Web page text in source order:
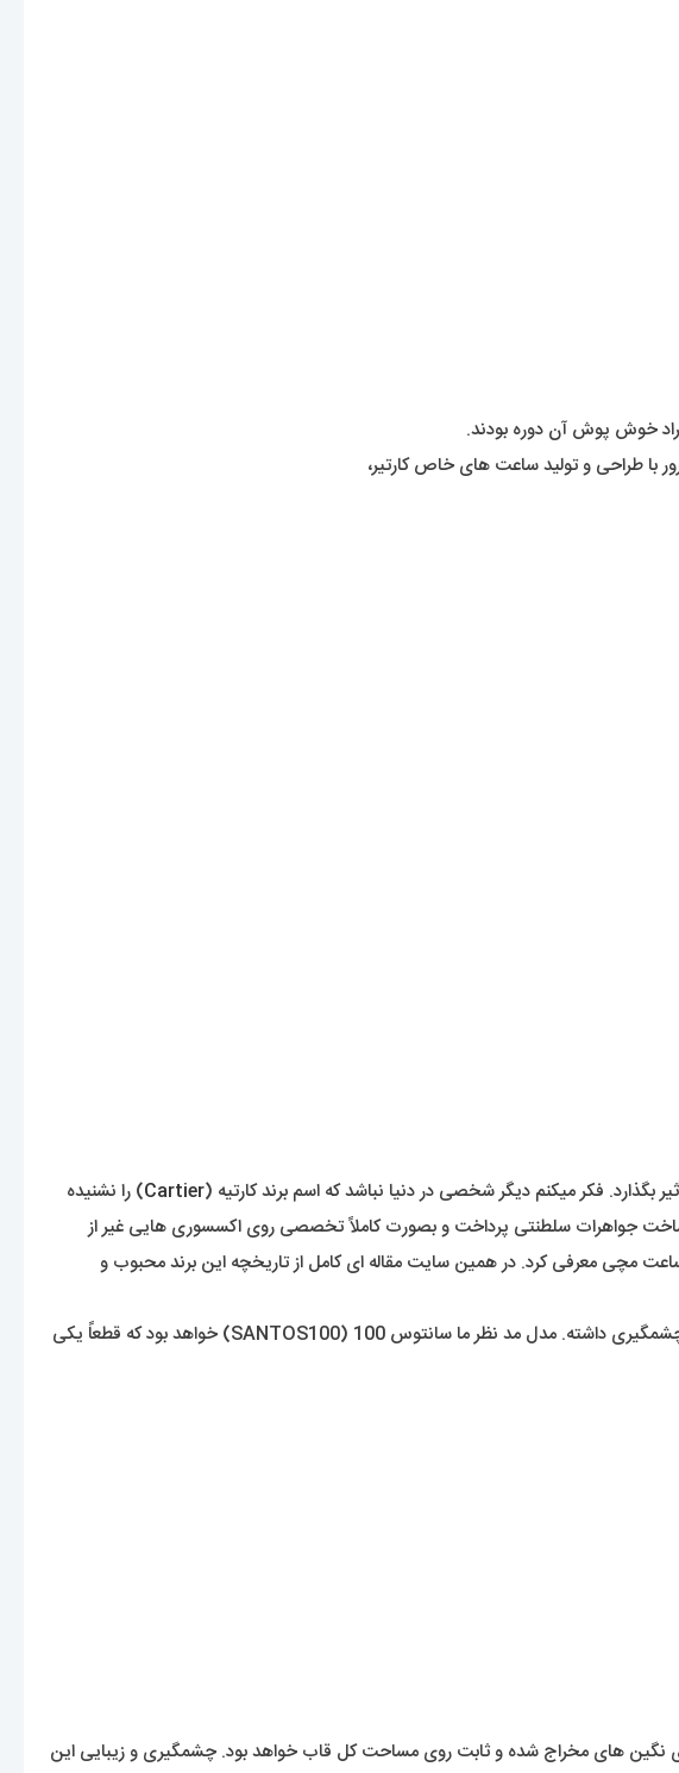
خوش پوش آن دوره بودند.
با طراحی و تولید ساعت های خاص کارتیر،
فکر میکنم دیگر شخصی در دنیا نباشد که اسم برند کارتیه (Cartier) را نشنیده
کارتیر در ابتدای کار به ساخت جواهرات سلطنتی پرداخت و بصورت کاملاً تخصصی روی اکسسوری هایی غیر از
مچی معرفی کرد. در همین سایت مقاله ای کامل از تاریخچه این برند محبوب و
در این مقاله قصد معرفی یکی از محبوب ترین ساعت های دخترانه ی این برند را داریم که در سالهای اخیر رشد محبوبیت بسیار چشمگیری داشته. مدل مد نظر ما سانتوس 100 (SANTOS100) خواهد بود که قطعاً یکی